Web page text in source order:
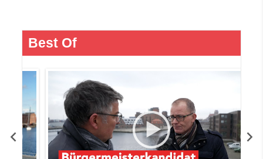
Best Of